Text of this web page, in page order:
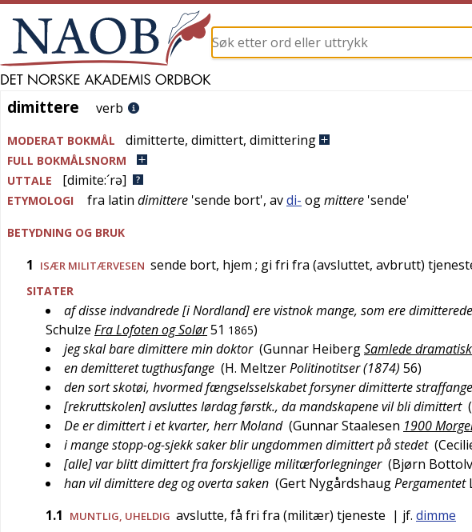
dimittere
dimittere verb
MODERAT BOKMÅL dimitterte, dimittert, dimittering
FULL BOKMÅLSNORM
UTTALE
[dimite:´rə]
ETYMOLOGI fra latin dimittere 'sende bort', avdi- ogmittere 'sende'
BETYDNING OG BRUK
1 ISÆR MILITÆRVESEN sende bort, hjem ; gi fri fra (avsluttet, avbrutt)
SITATER
af disse indvandrede [i Nordland] ere vistnok mange, som ere
Schulze Fra Lofoten og Solør51 1865)
jeg skal bare dimittere min doktor (Gunnar HeibergSamlede
en demitteret tugthusfange (H. MeltzerPolitinotitser (1874) 56)
den sort skotøi, hvormed fængselsselskabet forsyner dimitterte
[rekruttskolen] avsluttes lørdag førstk., da mandskapene vil bli dimittert (
De er dimittert i et kvarter, herr Moland (Gunnar Staalesen 1900
i mange stopp-og-sjekk saker blir ungdommen dimittert på stedet (
[alle] var blitt dimittert fra forskjellige militærforlegninger (Bjørn
han vil dimittere deg og overta saken (Gert NygårdshaugPergamentet
1.1
MUNTLIG UHELDIG avslutte, få fri fra (militær) tjeneste | jf. dimme